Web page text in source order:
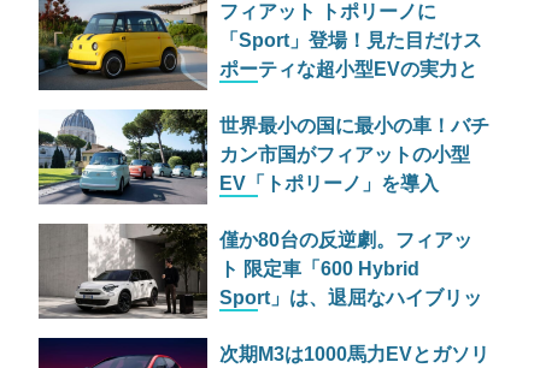
フィアット トポリーノに
「Sport」登場！見た目だけス
ポーティな超小型EVの実力と
世界最小の国に最小の車！バチ
カン市国がフィアットの小型
EV「トポリーノ」を導入
僅か80台の反逆劇。フィアッ
ト 限定車「600 Hybrid
Sport」は、退屈なハイブリッ
塗り潰す伊達男の流儀
次期M3は1000馬力EVとガソリ